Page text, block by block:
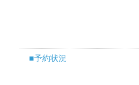
■予約状況